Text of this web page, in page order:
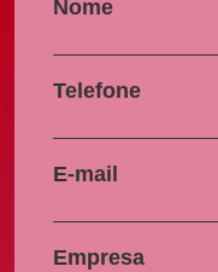
Nome
Telefone
E-mail
Empresa